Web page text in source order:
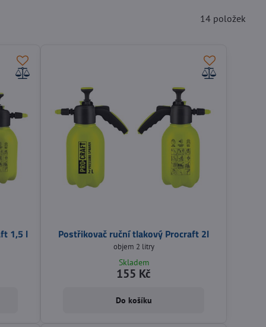
14 položek
1,5 l Postřikovač ruční tlakový Procraft 2l
objem 2 litry
Skladem
155 Kč
Do košíku